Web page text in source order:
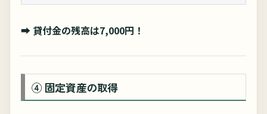
➡貸付金の残高は7,000円！
④ 固定資産の取得